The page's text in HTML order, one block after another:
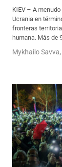
KIEV – A
Ucrania en
fronteras
humana. Más de
Mykhailo